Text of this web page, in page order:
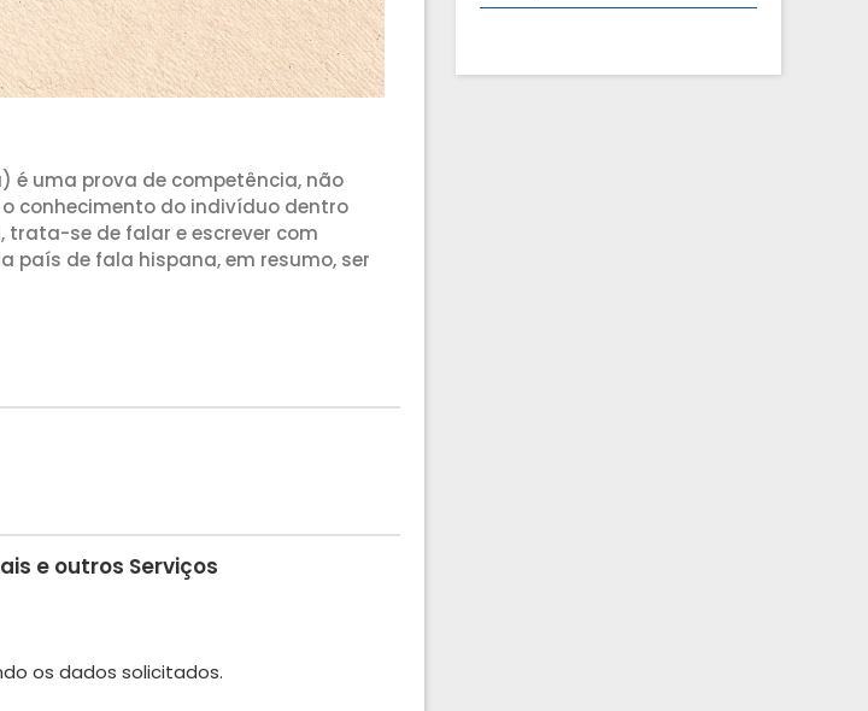
é uma prova de competência, não
conhecimento do indivíduo dentro
trata-se de falar e escrever com
país de fala hispana, em resumo, ser
e outros Serviços
os dados solicitados.